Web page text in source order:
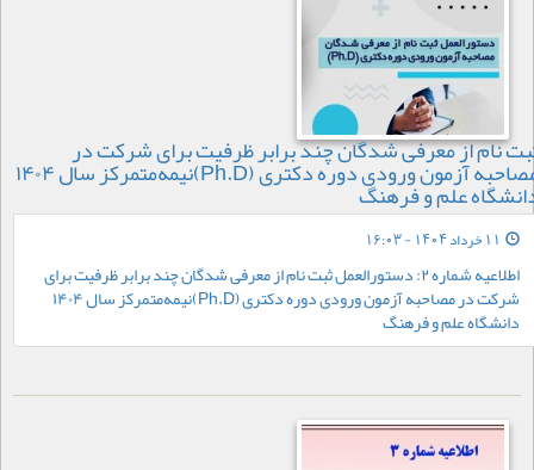
نام از معرفی‏ شدگان چند برابر ظرفیت برای شرکت در
مصاحبه آزمون ورودی دوره دکتری (Ph.D)نیمه‌متمرکز سال ۱۴۰۴
علم و فرهنگ
اطلاعیه شماره ۲: دستورالعمل ثبت‏ نام از معرفی‏ شدگان چند برابر ظرفیت برای
شرکت در مصاحبه آزمون ورودی دوره دکتری (Ph.D)نیمه‌متمرکز سال ۱۴۰۴
دانشگاه علم و فرهنگ